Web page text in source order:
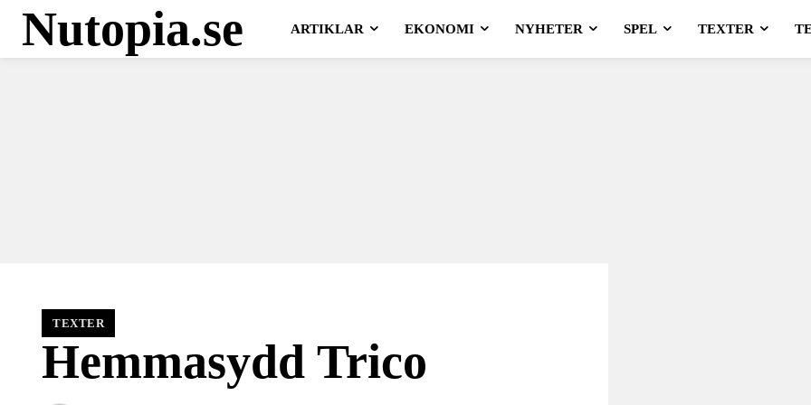
Nutopia.se ARTIKLAR EKONOMI NYHETER SPEL TEXTER
TEXTER
Hemmasydd Trico